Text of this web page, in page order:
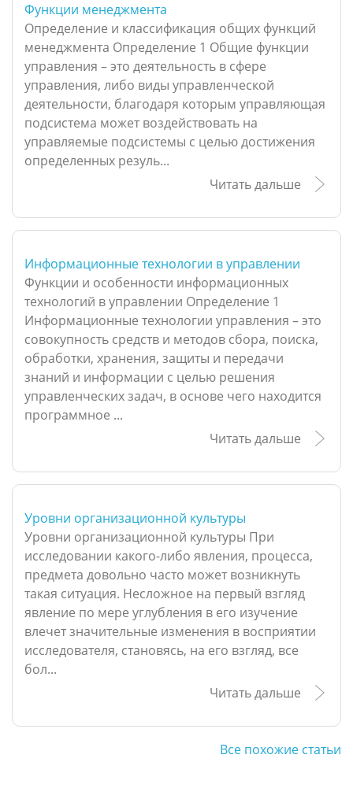
Функции менеджмента
Определение и классификация общих функций
менеджмента Определение 1 Общие функции
управления – это деятельность в сфере
управления, либо виды управленческой
деятельности, благодаря которым управляющая
подсистема может воздействовать на
управляемые подсистемы с целью достижения
определенных резуль...
Читать дальше
Информационные технологии в управлении
Функции и особенности информационных
технологий в управлении Определение 1
Информационные технологии управления – это
совокупность средств и методов сбора, поиска,
обработки, хранения, защиты и передачи
знаний и информации с целью решения
управленческих задач, в основе чего находится
программное ...
Читать дальше
Уровни организационной культуры
Уровни организационной культуры При
исследовании какого-либо явления, процесса,
предмета довольно часто может возникнуть
такая ситуация. Несложное на первый взгляд
явление по мере углубления в его изучение
влечет значительные изменения в восприятии
исследователя, становясь, на его взгляд, все
бол...
Читать дальше
Все похожие статьи